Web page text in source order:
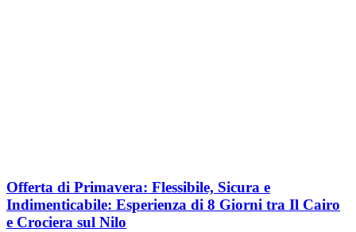
Offerta di Primavera: Flessibile, Sicura e
Indimenticabile: Esperienza di 8 Giorni tra Il Cairo
e Crociera sul Nilo